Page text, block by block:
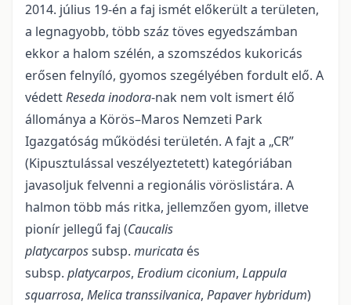
2014. július 19-én a faj ismét előkerült a területen,
a legnagyobb, több száz töves egyedszámban
ekkor a halom szélén, a szomszédos kukoricás
erősen felnyíló, gyomos szegélyében fordult elő. A
védettReseda inodora-nak nem volt ismert élő
állománya a Körös–Maros Nemzeti Park
Igazgatóság működési területén. A fajt a „CR”
(Kipusztulással veszélyeztetett) kategóriában
javasoljuk felvenni a regionális vöröslistára. A
halmon több más ritka, jellemzően gyom, illetve
pionír jellegű faj (Caucalis
platycarpossubsp. muricata és
subsp. platycarpos, Erodium ciconium, Lappula
squarrosa, Melica transsilvanica, Papaver hybridum)